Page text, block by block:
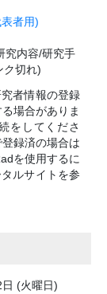
者用)
究内容/研究手
ク切れ)
者情報の登録
場合がありま
をしてくださ
録済の場合は
を使用するに
ルサイトを参
(火曜日)